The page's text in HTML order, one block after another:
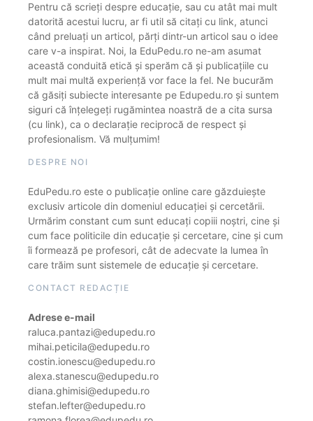
Pentru că scrieți despre educație, sau cu atât mai mult
datorită acestui lucru, ar fi util să citați cu link, atunci
când preluați un articol, părți dintr-un articol sau o idee
care v-a inspirat. Noi, la EduPedu.ro ne-am asumat
această conduită etică și sperăm că și publicațiile cu
mult mai multă experiență vor face la fel. Ne bucurăm
că găsiți subiecte interesante pe Edupedu.ro și suntem
siguri că înțelegeți rugămintea noastră de a cita sursa
(cu link), ca o declarație reciprocă de respect și
profesionalism. Vă mulțumim!
DESPRE NOI
EduPedu.ro este o publicație online care găzduiește
exclusiv articole din domeniul educației și cercetării.
Urmărim constant cum sunt educați copiii noștri, cine și
cum face politicile din educație și cercetare, cine și cum
îi formează pe profesori, cât de adecvate la lumea în
care trăim sunt sistemele de educație și cercetare.
CONTACT REDACȚIE
Adrese e-mail
raluca.pantazi@edupedu.ro
mihai.peticila@edupedu.ro
costin.ionescu@edupedu.ro
alexa.stanescu@edupedu.ro
diana.ghimisi@edupedu.ro
stefan.lefter@edupedu.ro